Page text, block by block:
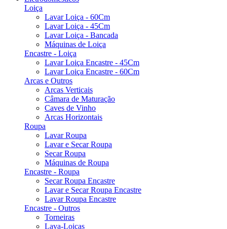
Loiça
Lavar Loiça - 60Cm
Lavar Loiça - 45Cm
Lavar Loiça - Bancada
Máquinas de Loiça
Encastre - Loiça
Lavar Loiça Encastre - 45Cm
Lavar Loiça Encastre - 60Cm
Arcas e Outros
Arcas Verticais
Câmara de Maturação
Caves de Vinho
Arcas Horizontais
Roupa
Lavar Roupa
Lavar e Secar Roupa
Secar Roupa
Máquinas de Roupa
Encastre - Roupa
Secar Roupa Encastre
Lavar e Secar Roupa Encastre
Lavar Roupa Encastre
Encastre - Outros
Torneiras
Lava-Loiças